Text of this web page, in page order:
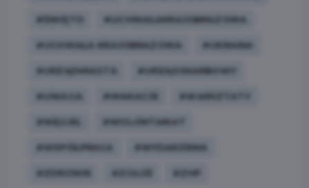
#ŚWIĘTO #UCHWAŁAKRAJOBRAZOWA
#UCHWAŁA KRAJOBRAZOWA #UKRAINA
#URZĄDMIASTA #URZĄDSKARBOWY
#UWAGA #WAKACJE #WARSZTATY
#WĘGIEL #WOLONTARIAT
#WSPÓŁPRACA #WYDARZENIA
#ZDROWIE #ZGŁOŚ #ZHP